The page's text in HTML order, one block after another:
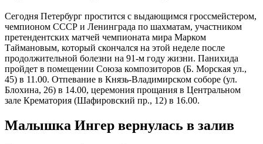
Сегодня Петербург простится с выдающимся гроссмейстером,
чемпионом СССР и Ленинграда по шахматам, участником
претендентских матчей чемпионата мира Марком
Таймановым, который скончался на этой неделе после
продолжительной болезни на 91-м году жизни. Панихида
пройдет в помещении Союза композиторов (Б. Морская ул.,
45) в 11.00. Отпевание в Князь-Владимирском соборе (ул.
Блохина, 26) в 14.00, церемония прощания в Центральном
зале Крематория (Шафировский пр., 12) в 16.00.
Малышка Ингер вернулась в залив